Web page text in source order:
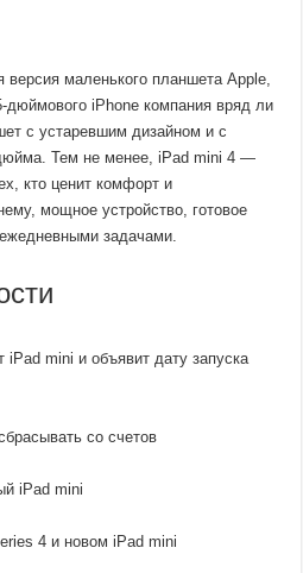
маленького планшета Apple,
дюймового iPhone компания вряд ли
с устаревшим дизайном и с
Тем не менее, iPad mini 4 —
кто ценит комфорт и
мощное устройство, готовое
задачами.
iPad mini и объявит дату запуска
со счетов
iPad mini
4 и новом iPad mini